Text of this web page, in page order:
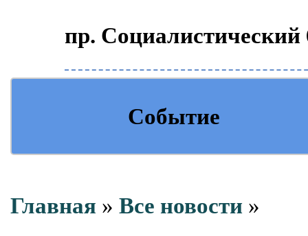
пр. Социалистический
Событие
Главная » Все новости »